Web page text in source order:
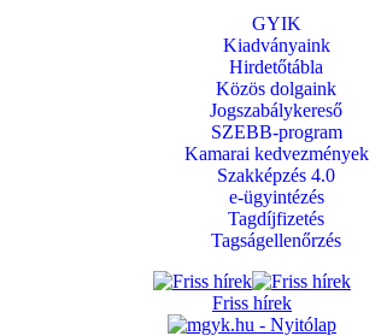
GYIK
Kiadványaink
Hirdetőtábla
Közös dolgaink
Jogszabálykereső
SZEBB-program
Kamarai kedvezmények
Szakképzés 4.0
e-ügyintézés
Tagdíjfizetés
Tagságellenőrzés
Friss hírek